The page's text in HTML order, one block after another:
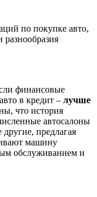
по покупке авто,
разнообразия
финансовые
в кредит – лучше
что история
автосалоны
предлагая
машину
обслуживанием и